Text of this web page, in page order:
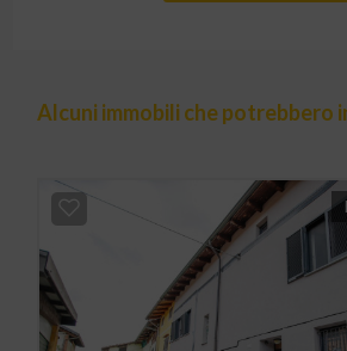
Alcuni immobili che potrebbero